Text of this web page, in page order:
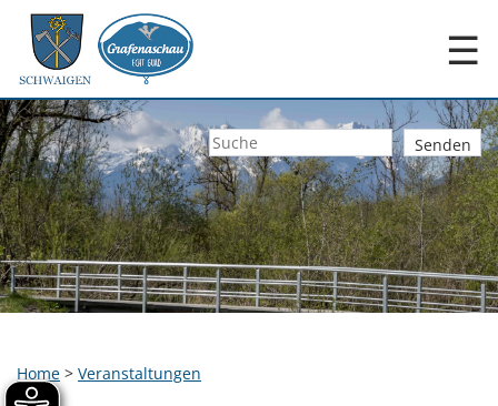
☰
Home > Veranstaltungen